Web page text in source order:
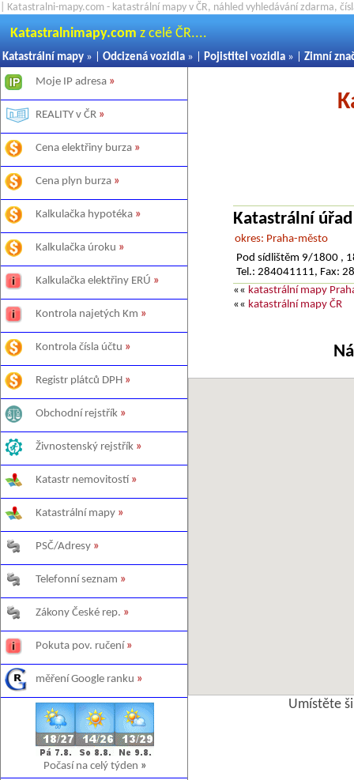
| Katastralni-mapy.com - katastrální mapy v ČR, náhled vyhledávání zdarma,
Katastralnimapy.com z celé ČR....
Katastrální mapy » | Odcizená vozidla » | Pojistitel vozidla » | Zimní
Moje IP adresa »
REALITY v ČR »
Cena elektřiny burza »
Cena plyn burza »
Kalkulačka hypotéka »
Kalkulačka úroku »
Kalkulačka elektřiny ERÚ »
Kontrola najetých Km »
Kontrola čísla účtu »
Registr plátců DPH »
Obchodní rejstřík »
Živnostenský rejstřík »
Katastr nemovitostí »
Katastrální mapy »
PSČ/Adresy »
Telefonní seznam »
Zákony České rep. »
Pokuta pov. ručení »
měření Google ranku »
Počasí na celý týden »
Katastrální
okres: Praha-město
Pod sídlištěm 9/1800 ,
Tel.: 284041111, Fax:
«« katastrální mapy
«« katastrální mapy ČR
Umístěte